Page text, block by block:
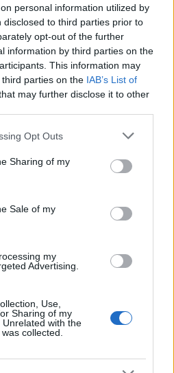
personal information utilized by
to third parties prior to
opt-out of the further
information by third parties on the
This information may
parties on the IAB’s List of
may further disclose it to other
app uses one or more Google
behaviour. You may click to
and its third-party tags to
purposes in below Google
Opt Outs
Sharing of my
Sale of my
my
Advertising.
Use,
Sharing of my
with the
collected.
le tue segnalazioni,
e le tue foto
al numero +39
7512
in tempo reale?
nostre ultime news
News